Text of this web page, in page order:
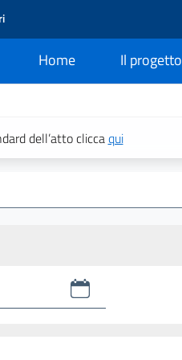
Home
current Il progetto
dell’atto cliccaqui